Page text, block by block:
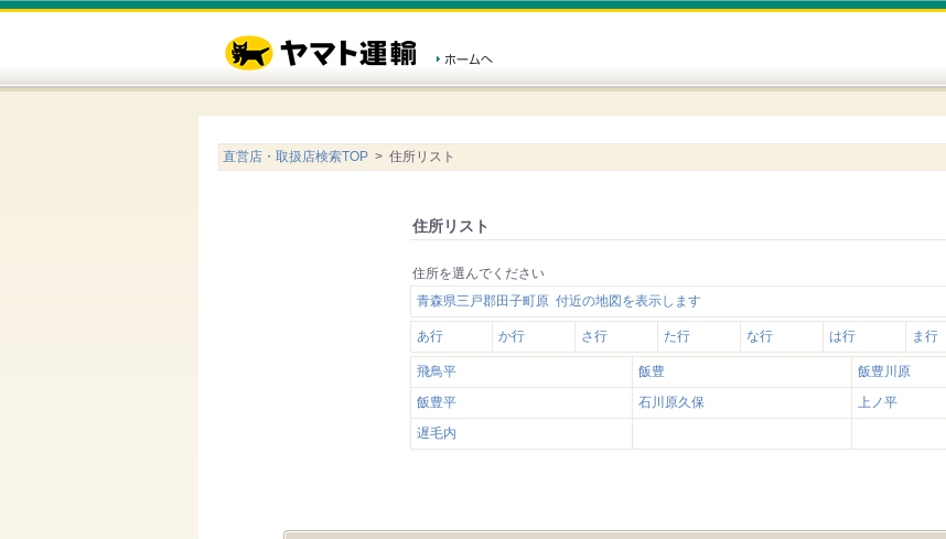
直営店・取扱店検索TOP > 住所リスト
住所リスト
住所を選んでください
青森県三戸郡田子町原 付近の地図を表示します
あ行 か行 さ行 た行 な行 は行 ま行
飛鳥平 飯豊
飯豊川原
飯豊平
石川原久保
上ノ平
遅毛内